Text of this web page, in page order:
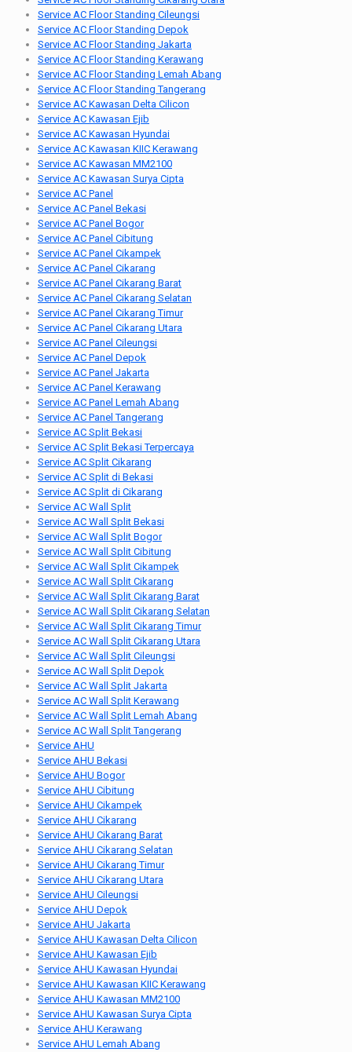
Service AC Floor Standing Cileungsi
Service AC Floor Standing Depok
Service AC Floor Standing Jakarta
Service AC Floor Standing Kerawang
Service AC Floor Standing Lemah Abang
Service AC Floor Standing Tangerang
Service AC Kawasan Delta Cilicon
Service AC Kawasan Ejib
Service AC Kawasan Hyundai
Service AC Kawasan KIIC Kerawang
Service AC Kawasan MM2100
Service AC Kawasan Surya Cipta
Service AC Panel
Service AC Panel Bekasi
Service AC Panel Bogor
Service AC Panel Cibitung
Service AC Panel Cikampek
Service AC Panel Cikarang
Service AC Panel Cikarang Barat
Service AC Panel Cikarang Selatan
Service AC Panel Cikarang Timur
Service AC Panel Cikarang Utara
Service AC Panel Cileungsi
Service AC Panel Depok
Service AC Panel Jakarta
Service AC Panel Kerawang
Service AC Panel Lemah Abang
Service AC Panel Tangerang
Service AC Split Bekasi
Service AC Split Bekasi Terpercaya
Service AC Split Cikarang
Service AC Split di Bekasi
Service AC Split di Cikarang
Service AC Wall Split
Service AC Wall Split Bekasi
Service AC Wall Split Bogor
Service AC Wall Split Cibitung
Service AC Wall Split Cikampek
Service AC Wall Split Cikarang
Service AC Wall Split Cikarang Barat
Service AC Wall Split Cikarang Selatan
Service AC Wall Split Cikarang Timur
Service AC Wall Split Cikarang Utara
Service AC Wall Split Cileungsi
Service AC Wall Split Depok
Service AC Wall Split Jakarta
Service AC Wall Split Kerawang
Service AC Wall Split Lemah Abang
Service AC Wall Split Tangerang
Service AHU
Service AHU Bekasi
Service AHU Bogor
Service AHU Cibitung
Service AHU Cikampek
Service AHU Cikarang
Service AHU Cikarang Barat
Service AHU Cikarang Selatan
Service AHU Cikarang Timur
Service AHU Cikarang Utara
Service AHU Cileungsi
Service AHU Depok
Service AHU Jakarta
Service AHU Kawasan Delta Cilicon
Service AHU Kawasan Ejib
Service AHU Kawasan Hyundai
Service AHU Kawasan KIIC Kerawang
Service AHU Kawasan MM2100
Service AHU Kawasan Surya Cipta
Service AHU Kerawang
Service AHU Lemah Abang